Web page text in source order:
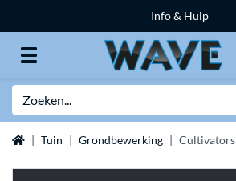
Info & Hulp
HomeTuin Grondbewerking Cultivators